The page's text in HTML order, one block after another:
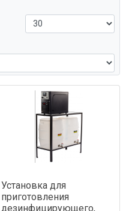
Установка для
приготовления
дезинфицирующего,